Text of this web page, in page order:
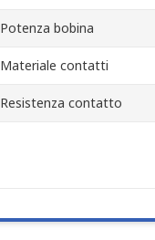
Potenza bobina
Materiale contatti
Resistenza contatto